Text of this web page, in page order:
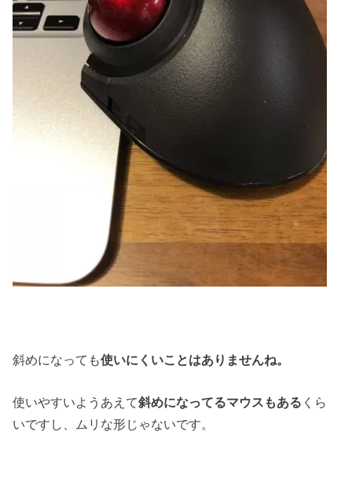
斜めになっても使いにくいことはありませんね。
使いやすいようあえて斜めになってるマウスもある くら
いですし、ムリな形じゃないです。